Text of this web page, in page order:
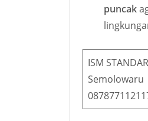
puncak
ISM
Semolowaru